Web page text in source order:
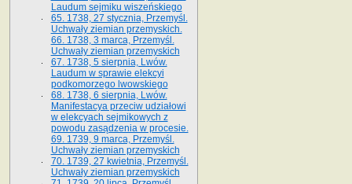
Laudum sejmiku wiszeńskiego
65. 1738, 27 stycznia, Przemyśl.
Uchwały ziemian przemyskich­­.
66. 1738, 3 marca, Przemyśl.
Uchwały ziemian przemyskich­
67. 1738, 5 sierpnia, Lwów.
Laudum w sprawie elekcyi
podkomorzego lwowskiego
68. 1738, 6 sierpnia, Lwów.
Manifestacya przeciw udziałowi
w elekcyach sejmikowych z
powodu zasądzenia w procesie.
69. 1739, 9 marca, Przemyśl.
Uchwały ziemian przemyskich
70. 1739, 27 kwietnia, Przemyśl.
Uchwały ziemian przemyskich